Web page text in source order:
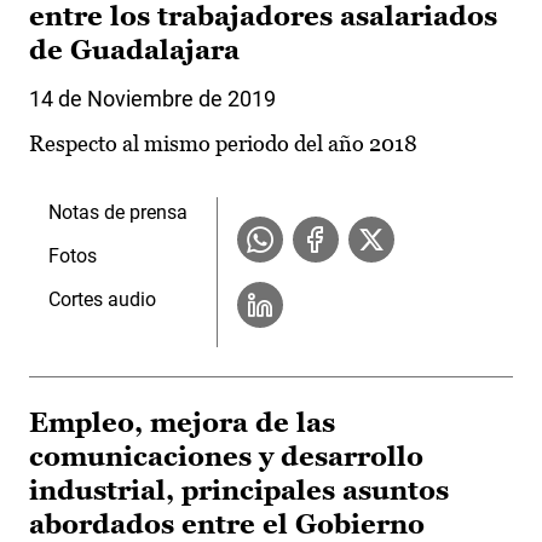
entre los trabajadores asalariados
de Guadalajara
14 de Noviembre de 2019
Respecto al mismo periodo del año 2018
Notas de prensa
Fotos
Cortes audio
Empleo, mejora de las
comunicaciones y desarrollo
industrial, principales asuntos
abordados entre el Gobierno